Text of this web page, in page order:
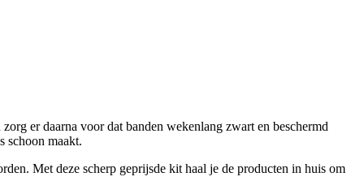
er daarna voor dat banden wekenlang zwart en beschermd
schoon maakt.
Met deze scherp geprijsde kit haal je de producten in huis om